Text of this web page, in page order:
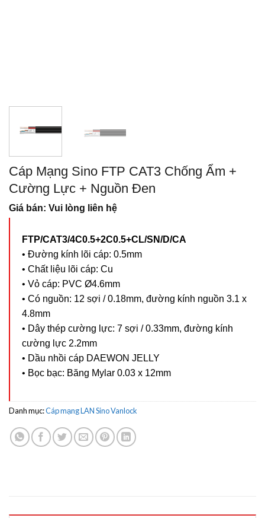
Cáp Mạng Sino FTP CAT3 Chống Ẩm +
Cường Lực + Nguồn Đen
Giá bán: Vui lòng liên hệ
FTP/CAT3/4C0.5+2C0.5+CL/SN/D/CA
• Đường kính lõi cáp: 0.5mm
• Chất liệu lõi cáp: Cu
• Vỏ cáp: PVC Ø4.6mm
• Có nguồn: 12 sợi / 0.18mm, đường kính nguồn 3.1 x
4.8mm
• Dây thép cường lực: 7 sợi / 0.33mm, đường kính
cường lực 2.2mm
• Dầu nhồi cáp DAEWON JELLY
• Bọc bạc: Băng Mylar 0.03 x 12mm
Danh mục:Cáp mạng LAN Sino Vanlock